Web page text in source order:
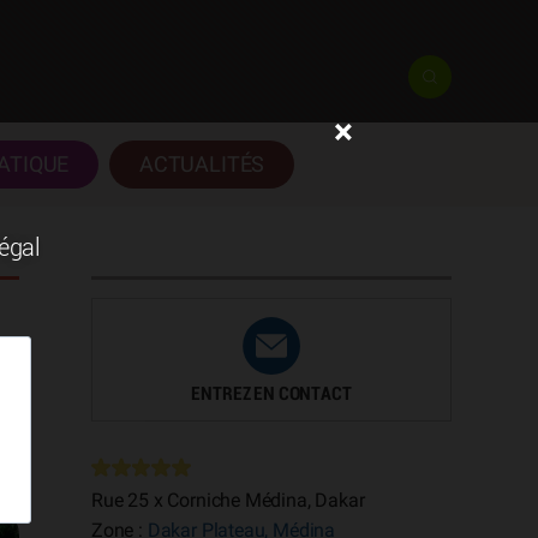
ACTUALITÉS
ENTREZ EN CONTACT
Rue 25 x Corniche Médina, Dakar
Zone : Dakar Plateau, Médina
×